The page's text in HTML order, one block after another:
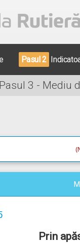
Pasul 2
Pasul 3 - Mediu
Prin